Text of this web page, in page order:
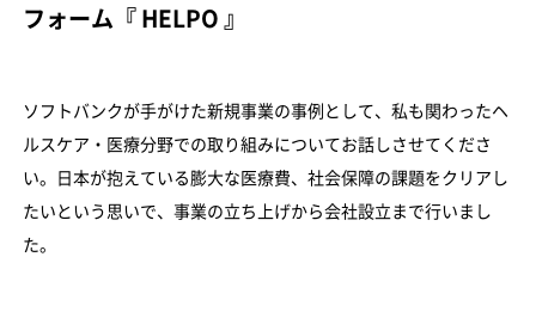
フォーム『 HELPO 』
ソフトバンクが手がけた新規事業の事例として、私も関わったヘ
ルスケア・医療分野での取り組みについてお話しさせてくださ
い。日本が抱えている膨大な医療費、社会保障の課題をクリアし
たいという思いで、事業の立ち上げから会社設立まで行いまし
た。